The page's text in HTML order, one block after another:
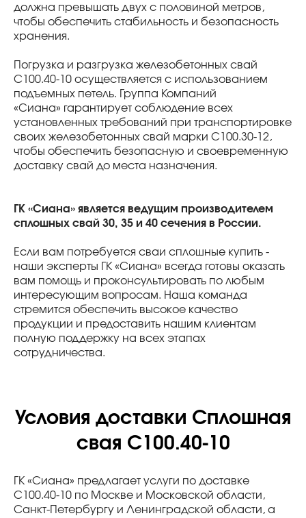
должна превышать двух с половиной метров,
чтобы обеспечить стабильность и безопасность
хранения.
Погрузка и разгрузка железобетонных свай
С100.40-10 осуществляется с использованием
подъемных петель. Группа Компаний
«Сиана» гарантирует соблюдение всех
установленных требований при транспортировке
своих железобетонных свай марки С100.30-12,
чтобы обеспечить безопасную и своевременную
доставку свай до места назначения.
ГК «Сиана» является ведущим производителем
сплошных свай 30, 35 и 40 сечения в России.
Если вам потребуется сваи сплошные купить -
наши эксперты ГК «Сиана» всегда готовы оказать
вам помощь и проконсультировать по любым
интересующим вопросам. Наша команда
стремится обеспечить высокое качество
продукции и предоставить нашим клиентам
полную поддержку на всех этапах
сотрудничества.
Условия доставки Сплошная
свая С100.40-10
ГК «Сиана» предлагает услуги по доставке
С100.40-10 по Москве и Московской области,
Санкт-Петербургу и Ленинградской области, а